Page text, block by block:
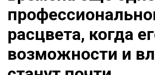
Культура
Lifestyle
Мурзилка
расцвета, когда
возможности и